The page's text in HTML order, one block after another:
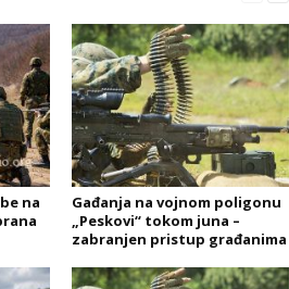
na
Gađanja na vojnom poligonu
„Peskovi“ tokom juna –
zabranjen pristup građanima